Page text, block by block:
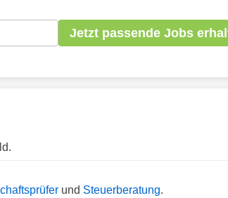
Jetzt passende Jobs
und Steuerberatung.